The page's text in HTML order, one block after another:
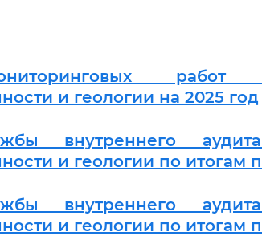
работ
и геологии на 2025 год
внутреннего
и геологии по итогам
внутреннего
и геологии по итогам